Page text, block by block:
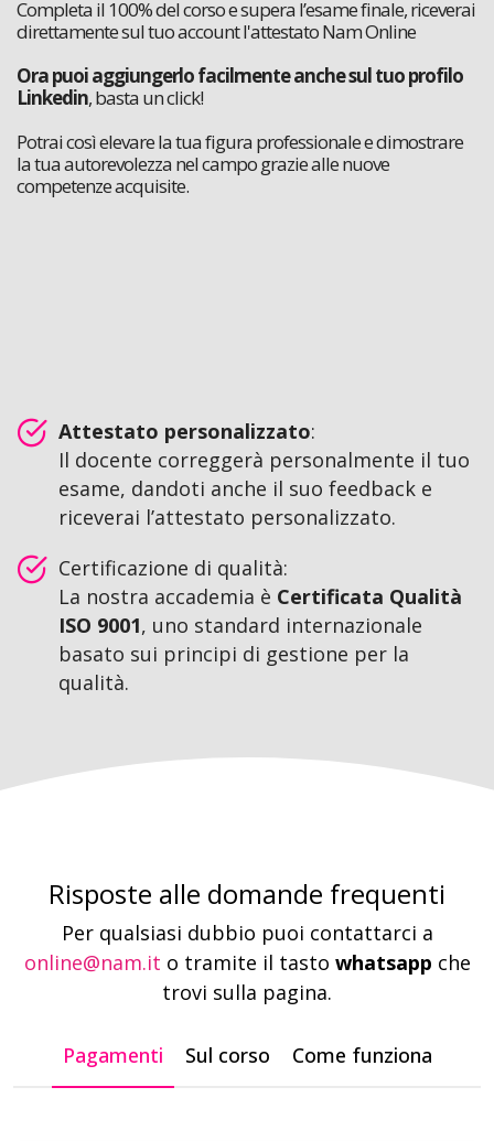
Completa il 100% del corso e supera l’esame finale, riceverai
direttamente sul tuo account l'attestato Nam Online
Ora puoi aggiungerlo facilmente anche sul tuo profilo
Linkedin, basta un click!
Potrai così elevare la tua figura professionale e dimostrare
la tua autorevolezza nel campo grazie alle nuove
competenze acquisite.
Attestato personalizzato:
Il docente correggerà personalmente il tuo
esame, dandoti anche il suo feedback e
riceverai l’attestato personalizzato.
Certificazione di qualità:
La nostra accademia è Certificata Qualità
ISO 9001, uno standard internazionale
basato sui principi di gestione per la
qualità.
Risposte alle domande frequenti
Per qualsiasi dubbio puoi contattarci a
online@nam.it o tramite il tasto whatsapp che
trovi sulla pagina.
Pagamenti Sul corso Come funziona